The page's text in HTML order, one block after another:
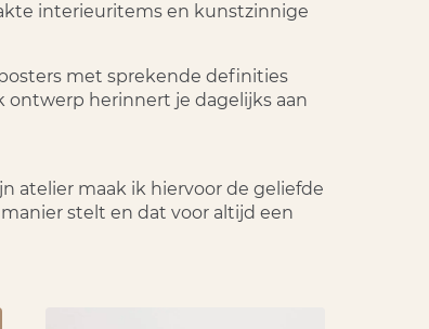
interieuritems en kunstzinnige
met sprekende definities
ontwerp herinnert je dagelijks aan
atelier maak ik hiervoor de geliefde
stelt en dat voor altijd een